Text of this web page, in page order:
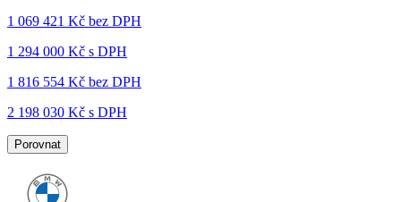
1 069 421 Kč bez DPH
1 294 000 Kč s DPH
1 816 554 Kč bez DPH
2 198 030 Kč s DPH
Porovnat